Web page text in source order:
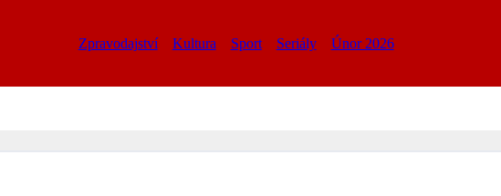
Zpravodajství Kultura Sport Seriály Únor 2026